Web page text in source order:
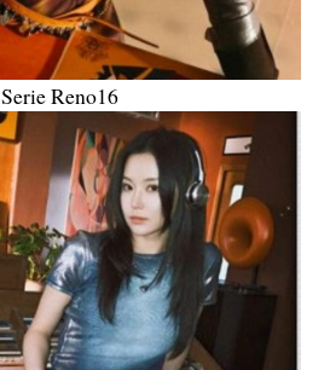
Serie Reno16